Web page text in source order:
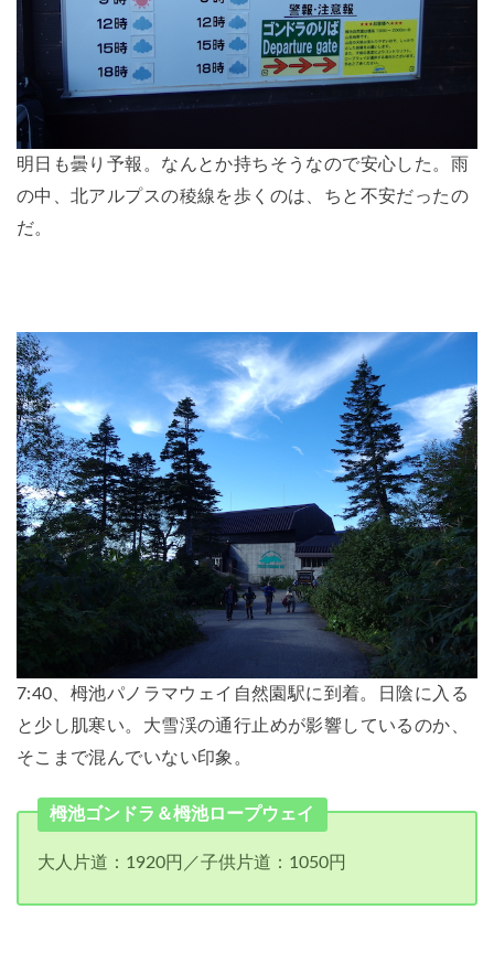
明日も曇り予報。なんとか持ちそうなので安心した。雨
の中、北アルプスの稜線を歩くのは、ちと不安だったの
だ。
7:40、栂池パノラマウェイ自然園駅に到着。日陰に入る
と少し肌寒い。大雪渓の通行止めが影響しているのか、
そこまで混んでいない印象。
栂池ゴンドラ＆栂池ロープウェイ
大人片道：1920円／子供片道：1050円